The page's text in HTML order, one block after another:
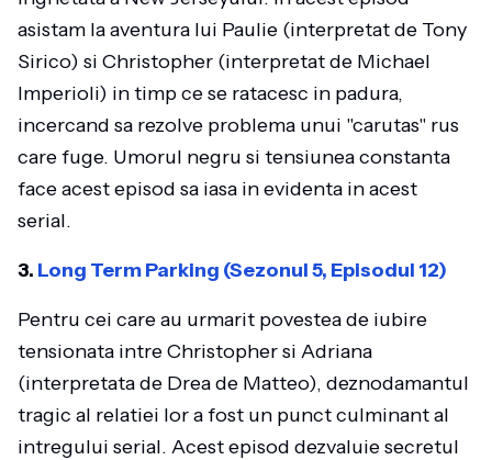
asistam la aventura lui Paulie (interpretat de Tony
Sirico) si Christopher (interpretat de Michael
Imperioli) in timp ce se ratacesc in padura,
incercand sa rezolve problema unui "carutas" rus
care fuge. Umorul negru si tensiunea constanta
face acest episod sa iasa in evidenta in acest
serial.
3. Long Term Parking (Sezonul 5, Episodul 12)
Pentru cei care au urmarit povestea de iubire
tensionata intre Christopher si Adriana
(interpretata de Drea de Matteo), deznodamantul
tragic al relatiei lor a fost un punct culminant al
intregului serial. Acest episod dezvaluie secretul